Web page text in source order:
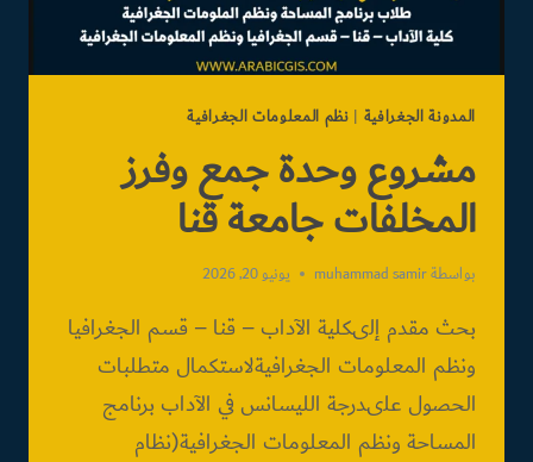
المدونة الجغرافية | نظم المعلومات الجغرافية
مشروع وحدة جمع وفرز
المخلفات جامعة قنا
بواسطةmuhammad samir يونيو 20, 2026
بحث مقدم إلىكلية الآداب – قنا – قسم الجغرافيا
ونظم المعلومات الجغرافيةلاستكمال متطلبات
الحصول علىدرجة الليسانس في الآداب برنامج
المساحة ونظم المعلومات الجغرافية(نظام